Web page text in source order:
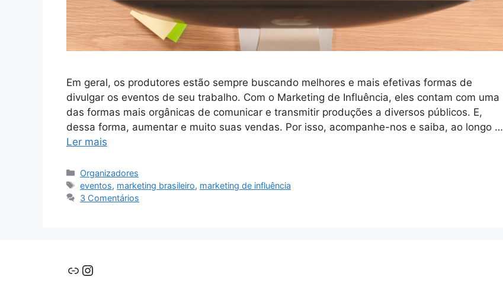
Em geral, os produtores estão sempre buscando melhores e mais efetivas formas de
divulgar os eventos de seu trabalho. Com o Marketing de Influência, eles contam com uma
das formas mais orgânicas de comunicar e transmitir produções a diversos públicos. E,
dessa forma, aumentar e muito suas vendas. Por isso, acompanhe-nos e saiba, ao longo …
Ler mais
Categorias
Organizadores
Tags
eventos, marketing brasileiro, marketing de influência
3 Comentários
LinkInstagram